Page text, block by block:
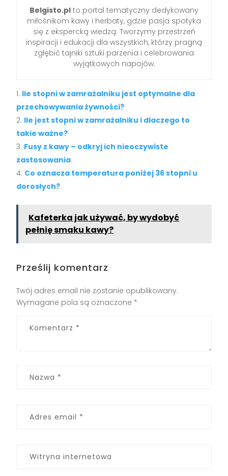
Belgisto.pl to portal tematyczny dedykowany
miłośnikom kawy i herbaty, gdzie pasja spotyka
się z ekspercką wiedzą. Tworzymy przestrzeń
inspiracji i edukacji dla wszystkich, którzy pragną
zgłębić tajniki sztuki parzenia i celebrowania
wyjątkowych napojów.
Ile stopni w zamrażalniku jest optymalne dla
przechowywania żywności?
Ile jest stopni w zamrażalniku i dlaczego to
takie ważne?
Fusy z kawy – odkryj ich nieoczywiste
zastosowania
Co oznacza temperatura poniżej 36 stopni u
dorosłych?
Kafeterka jak używać, by wydobyć
pełnię smaku kawy?
Prześlij komentarz
Twój adres email nie zostanie opublikowany.
Wymagane pola są oznaczone *